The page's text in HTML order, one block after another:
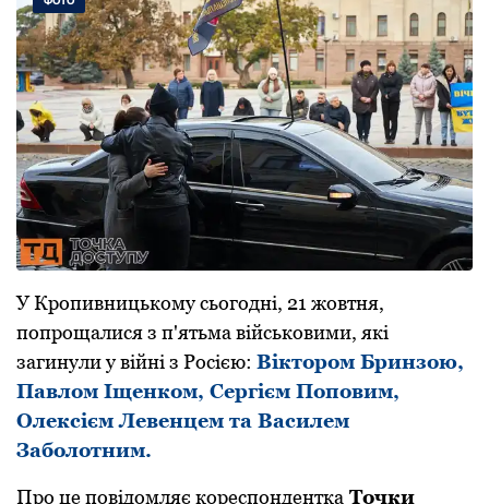
У Кропивницькому сьогодні, 21 жовтня,
попрощалися з п'ятьма військовими, які
загинули у війні з Росією: Віктором Бринзою,
Павлом Іщенком, Сергієм Поповим,
Олексієм Левенцем та Василем
Заболотним.
Про це повідомляє кореспондентка Точки